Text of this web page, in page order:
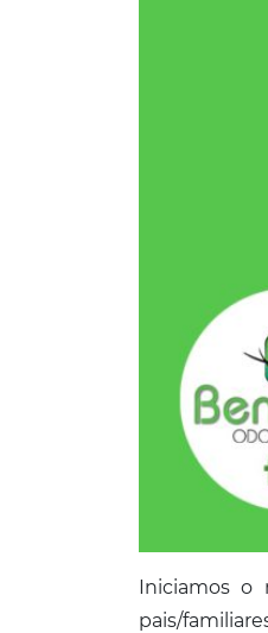
Iniciamos o
pais/